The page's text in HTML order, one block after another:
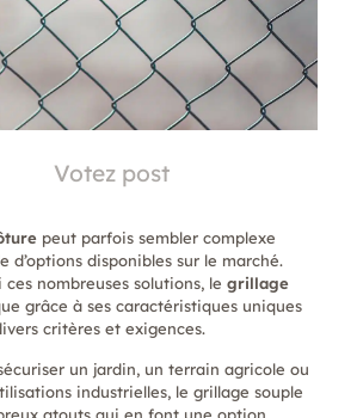
Votez post
peut parfois sembler complexe
d’options disponibles sur le marché.
nombreuses solutions, le grillage
grâce à ses caractéristiques uniques
critères et exigences.
un jardin, un terrain agricole ou
industrielles, le grillage souple